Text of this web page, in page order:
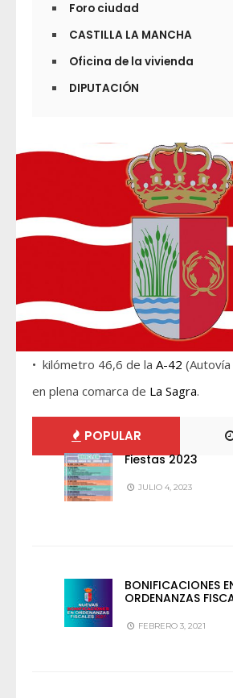
Foro ciudad
CASTILLA LA MANCHA
Oficina de la vivienda
DIPUTACIÓN
• kilómetro 46,6 de la A-42
en plena comarca de La Sagra.
POPULAR
Fiestas 2023
JULIO 4, 2023
BONIFICACIONES
ORDENANZAS
FEBRERO 3, 2021